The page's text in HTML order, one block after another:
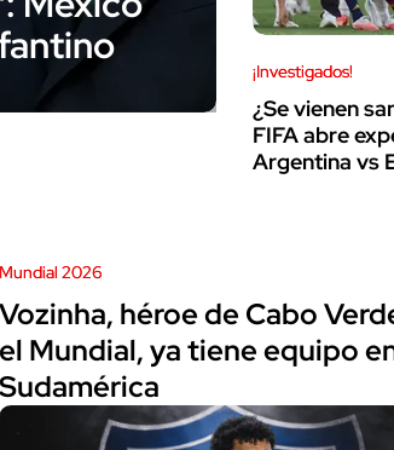
¡Investigados!
¿Se vienen
FIFA abre
Argentina vs
Mundial 2026
Vozinha, héroe de Cabo
el Mundial, ya tiene equipo
Sudamérica